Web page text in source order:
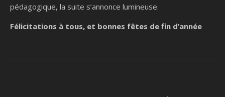
pédagogique, la suite s’annonce lumineuse.
Félicitations à tous, et bonnes fêtes de fin d’année